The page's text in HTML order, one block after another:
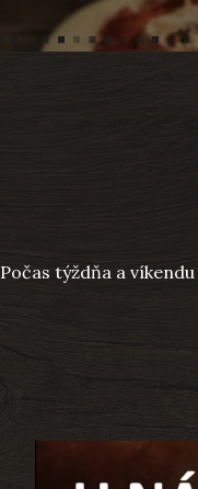
Počas týždňa a